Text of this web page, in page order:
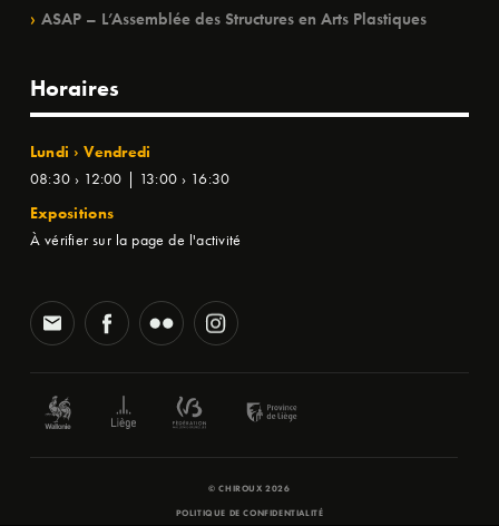
ASAP – L’Assemblée des Structures en Arts Plastiques
Horaires
Lundi › Vendredi
08:30 › 12:00 | 13:00 › 16:30
Expositions
À vérifier sur la page de l'activité
© CHIROUX 2026
POLITIQUE DE CONFIDENTIALITÉ